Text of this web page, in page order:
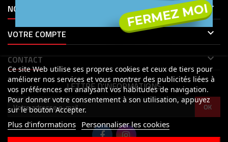
NOTRE SOCIÉTÉ 
VOTRE COMPTE 
CONTACT 
Ce site Web utilise ses propres cookies et ceux de tiers pour
améliorer nos services et vous montrer des publicités liées à
vos préférences en analysant vos habitudes de navigation.
Pour donner votre consentement à son utilisation, appuyez
sur le bouton Accepter.
Plus d'informations Personnaliser les cookies
LETTRE D'INFORMATIONS
FERMEZ MOI